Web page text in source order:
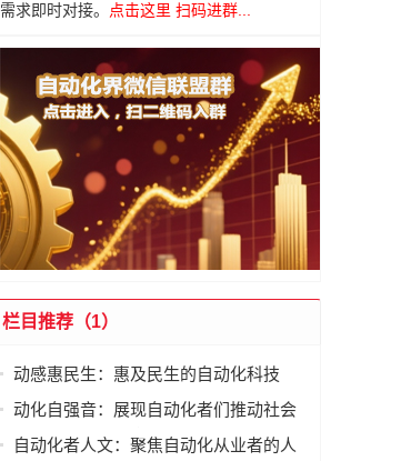
需求即时对接。
点击这里 扫码进群...
栏目推荐（1）
动感惠民生：惠及民生的自动化科技
动化自强音：展现自动化者们推动社会
进步发出的响亮声音
自动化者人文：聚焦自动化从业者的人